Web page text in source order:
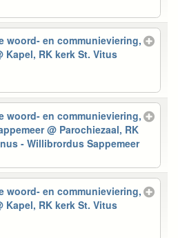
woord- en communieviering,
Kapel, RK kerk St. Vitus
woord- en communieviering,
@ Parochiezaal, RK
- Willibrordus Sappemeer
woord- en communieviering,
Kapel, RK kerk St. Vitus